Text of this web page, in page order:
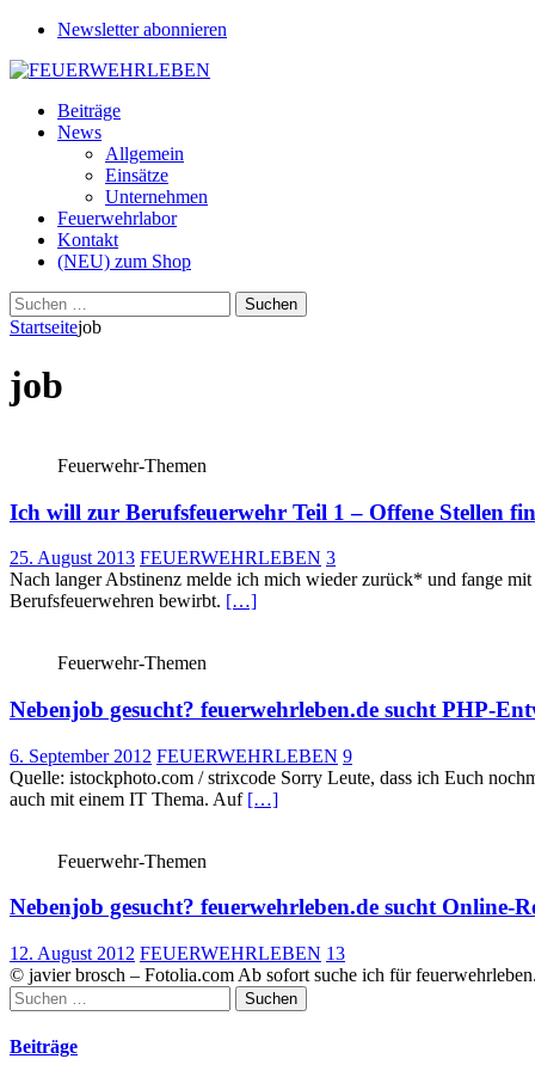
Newsletter abonnieren
Beiträge
News
Allgemein
Einsätze
Unternehmen
Feuerwehrlabor
Kontakt
(NEU) zum Shop
Suchen
nach:
Startseitejob
job
Feuerwehr-Themen
Ich will zur Berufsfeuerwehr Teil 1 – Offene Stellen
25. August 2013 FEUERWEHRLEBEN 3
Nach langer Abstinenz melde ich mich wieder zurück* und fange
Berufsfeuerwehren bewirbt. […]
Feuerwehr-Themen
Nebenjob gesucht? feuerwehrleben.de sucht PHP-
6. September 2012 FEUERWEHRLEBEN 9
Quelle: istockphoto.com / strixcode Sorry Leute, dass ich Euch
auch mit einem IT Thema. Auf […]
Feuerwehr-Themen
Nebenjob gesucht? feuerwehrleben.de sucht Online-
12. August 2012 FEUERWEHRLEBEN 13
© javier brosch – Fotolia.com Ab sofort suche ich für
Suchen
nach:
Beiträge